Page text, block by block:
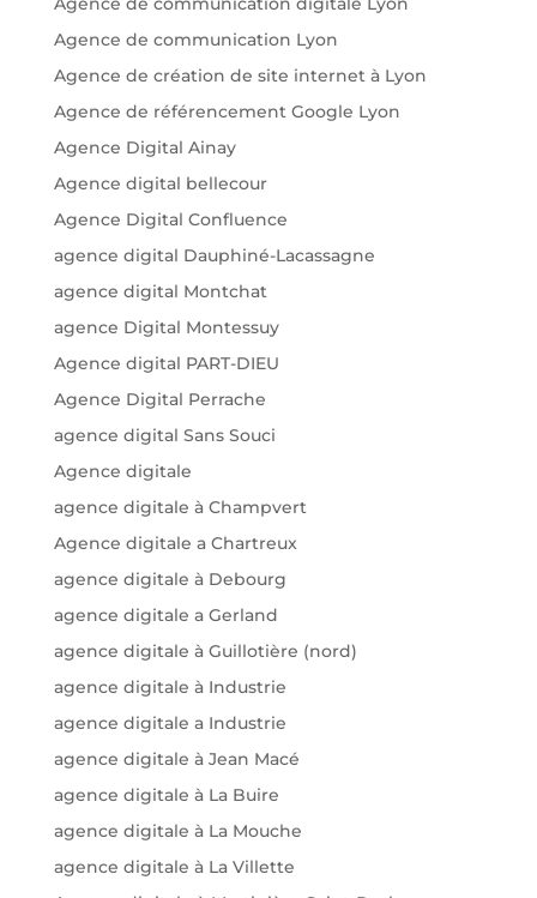
Agence de communication Lyon
Agence de création de site internet à Lyon
Agence de référencement Google Lyon
Agence Digital Ainay
Agence digital bellecour
Agence Digital Confluence
agence digital Dauphiné-Lacassagne
agence digital Montchat
agence Digital Montessuy
Agence digital PART-DIEU
Agence Digital Perrache
agence digital Sans Souci
Agence digitale
agence digitale à Champvert
Agence digitale a Chartreux
agence digitale à Debourg
agence digitale a Gerland
agence digitale à Guillotière (nord)
agence digitale à Industrie
agence digitale a Industrie
agence digitale à Jean Macé
agence digitale à La Buire
agence digitale à La Mouche
agence digitale à La Villette